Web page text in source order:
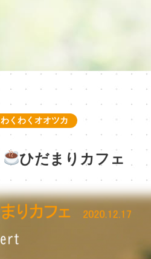
わくわくオオツカ
ひだまりカフェ